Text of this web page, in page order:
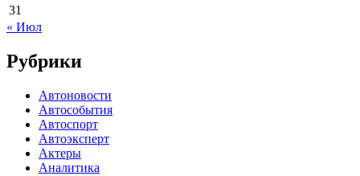
31
« Июл
Рубрики
Автоновости
Автособытия
Автоспорт
Автоэксперт
Актеры
Аналитика